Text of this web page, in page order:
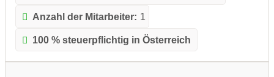
Anzahl der Mitarbeiter: 1
100 % steuerpflichtig in Österreich